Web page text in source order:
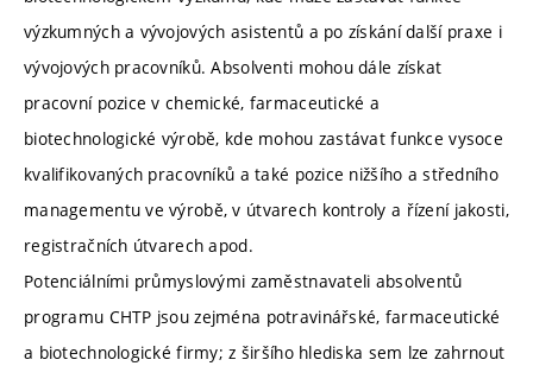
výzkumných a vývojových asistentů a po získání další praxe i
vývojových pracovníků. Absolventi mohou dále získat
pracovní pozice v chemické, farmaceutické a
biotechnologické výrobě, kde mohou zastávat funkce vysoce
kvalifikovaných pracovníků a také pozice nižšího a středního
managementu ve výrobě, v útvarech kontroly a řízení jakosti,
registračních útvarech apod.
Potenciálními průmyslovými zaměstnavateli absolventů
programu CHTP jsou zejména potravinářské, farmaceutické
a biotechnologické firmy; z širšího hlediska sem lze zahrnout